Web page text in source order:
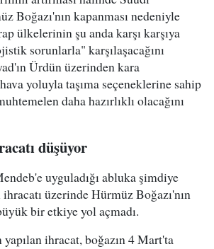
Boğazı'nın kapanması nedeniyle
ülkelerinin şu anda karşı karşıya
sorunlarla" karşılaşacağını
Ürdün üzerinden kara
yoluyla taşıma seçeneklerine sahip
daha hazırlıklı olacağını
düşüyor
uyguladığı abluka şimdiye
üzerinde Hürmüz Boğazı'nın
bir etkiye yol açmadı.
ihracat, boğazın 4 Mart'ta